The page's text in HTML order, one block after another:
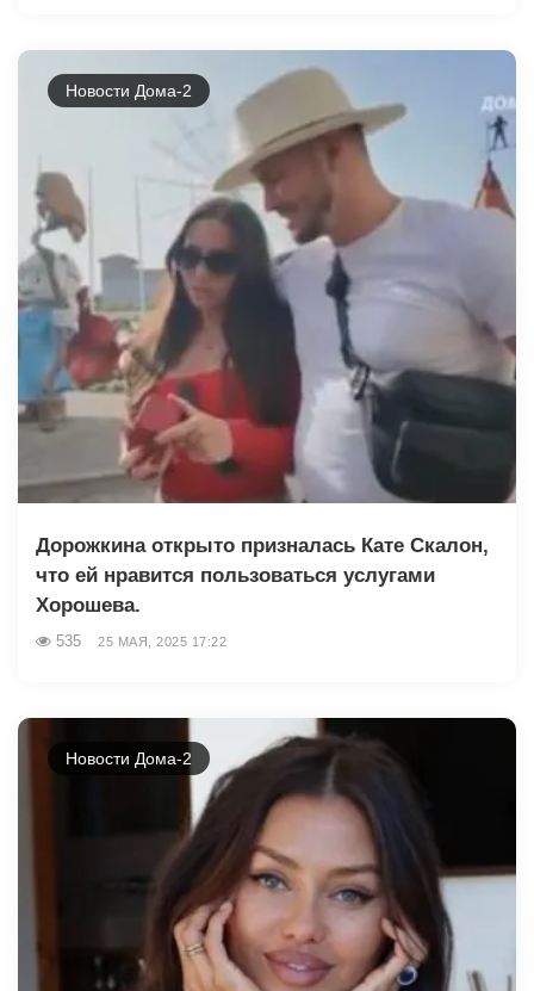
Новости Дома-2
Дорожкина открыто призналась Кате Скалон,
что ей нравится пользоваться услугами
Хорошева.
535 25 МАЯ, 2025 17:22
Новости Дома-2